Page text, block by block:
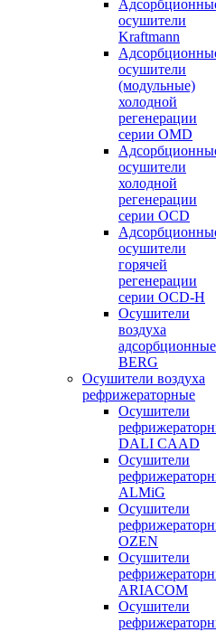
осушители
Kraftmann
осушители
(модульные)
холодной
регенерации
серии OMD
осушители
холодной
регенерации
серии OCD
осушители
горячей
регенерации
серии OСD-H
Осушители
воздуха
адсорбционные
BERG
Осушители воздуха
рефрижераторные
Осушители
DALI CAAD
Осушители
ALMiG
Осушители
OZEN
Осушители
ARIACOM
Осушители